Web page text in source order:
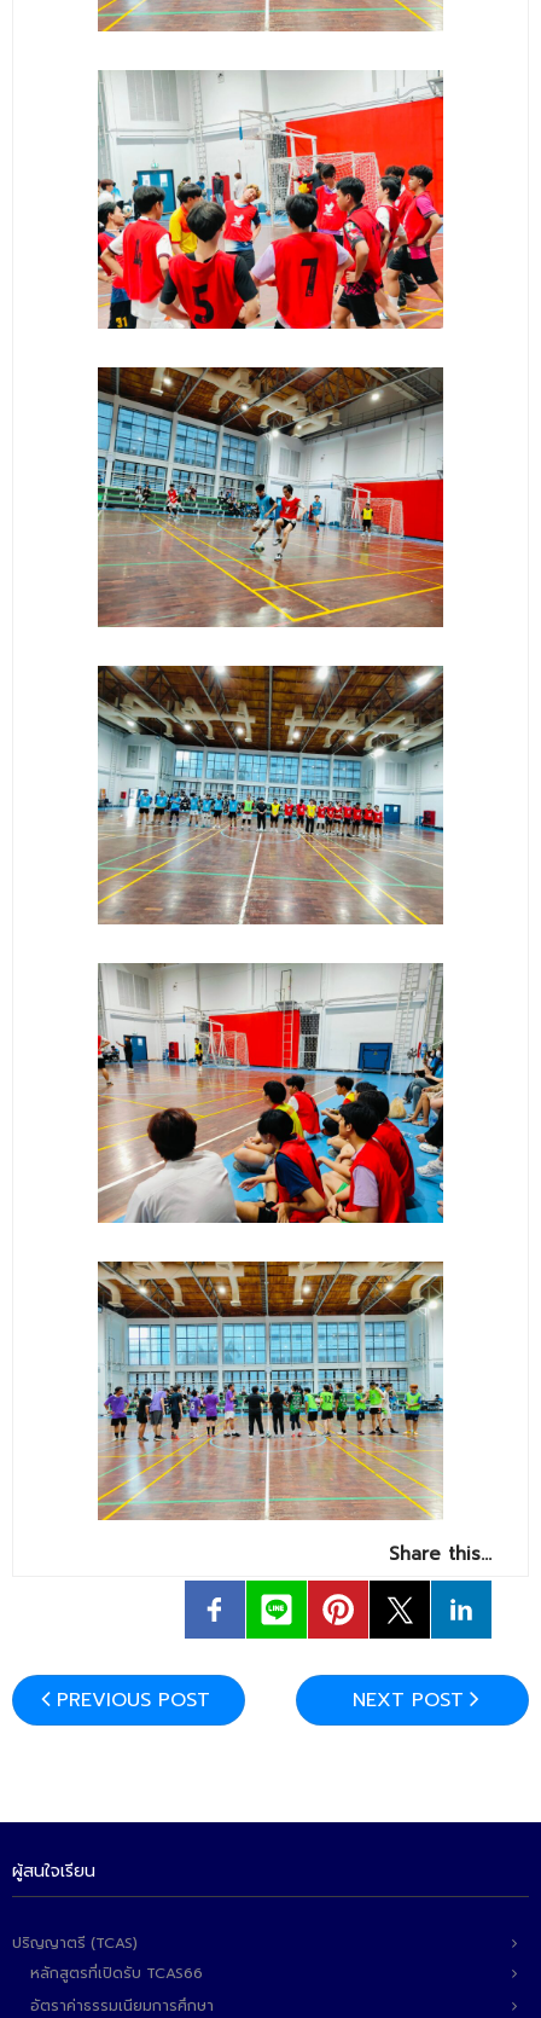
Share this…
PREVIOUS POST NEXT POST
ผู้สนใจเรียน
ปริญญาตรี (TCAS)
หลักสูตรที่เปิดรับ TCAS66
อัตราค่าธรรมเนียมการศึกษา